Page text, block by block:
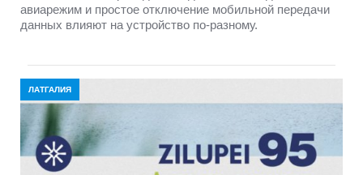
авиарежим и простое отключение мобильной передачи
данных влияют на устройство по-разному.
ЛАТГАЛИЯ